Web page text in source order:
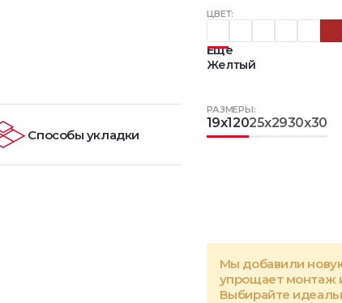
ЦВЕТ:
Еще
Желтый
РАЗМЕРЫ:
19x12025x2930x30
Мы добавили
упрощает монтаж
Выбирайте
Способы укладки